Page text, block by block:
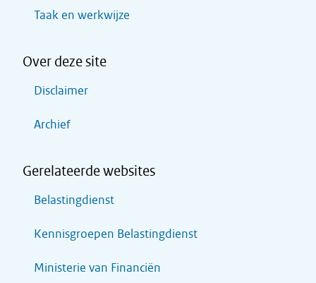
Taak en werkwijze
Over deze site
Disclaimer
Archief
Gerelateerde websites
Belastingdienst
Kennisgroepen Belastingdienst
Ministerie van Financiën